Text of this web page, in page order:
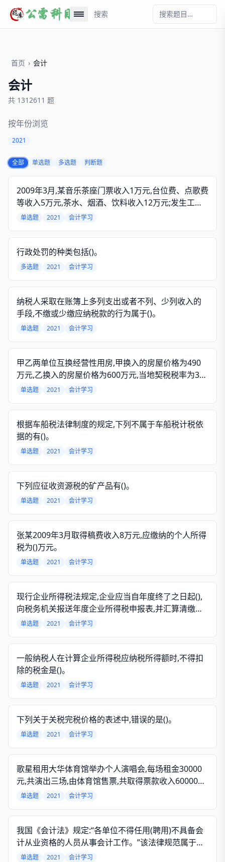
搜索
首页 › 会计
会计
共 1312611 题
按年份浏览
2021
全部 单选题 多选题 判断题
2009年3月,某音乐茶座门票收入1万元,台位费、点歌费
等收入5万元,茶水、烟酒、饮料收入12万元;发生工资
性支出1.8万元,水电费以及购买烟酒等支出3.6万元。
月份应缴纳的营业税税额为()万元。
单选题 2021 会计学习
行政处罚的种类包括()。
多选题 2021 会计学习
纳税人采取在账簿上多列支出或者不列、少列收入的
手段,不缴或少缴应纳税款的行为属于()。
单选题 2021 会计学习
甲乙两单位互换经营性用房,甲换入的房屋价格为490
万元,乙换入的房屋价格为600万元,当地契税税率为3%,
则对契税的缴纳说法正确的是()。
单选题 2021 会计学习
根据车船税法律制度的规定,下列不属于车船税计税依
据的有()。
单选题 2021 会计学习
下列应征收资源税的矿产品有()。
单选题 2021 会计学习
张某2009年3月取得稿费收入8万元,应缴纳的个人所得
税为()万元。
单选题 2021 会计学习
现行企业所得税法规定,企业应当自年度终了之日起(),
向税务机关报送年度企业所得税申报表,并汇算清缴税
款。
单选题 2021 会计学习
一般纳税人在计算企业所得税应纳税所得额时,不得扣
除的税金是()。
单选题 2021 会计学习
下列关于关税完税价格的表述中,错误的是()。
单选题 2021 会计学习
歌星租用大华体育馆举办个人演唱会,每场租金30000
元,共演出三场,由体育馆售票,共取得票款收入600000
元,按票款收入的2%向歌星经纪人支付佣金。营业税税
()元。
单选题 2021 会计学习
我国《会计法》规定:“各单位不得任用(聘用)不具备会
计从业资格的人员从事会计工作。”该法律规范属于
()。
单选题 2021 会计学习